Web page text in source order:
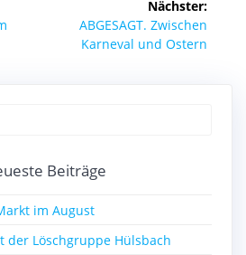
Nächster:
Nächster
Beitrag:
ABGESAGT. Zwischen
Karneval und Ostern
Beiträge
im August
der Löschgruppe Hülsbach